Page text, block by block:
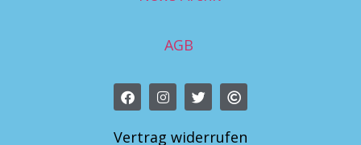
AGB
Vertrag widerrufen